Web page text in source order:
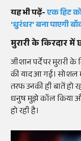
यह भी पढ़ें-एक हिट
'धुरंधर' बना पाएगी
मुरारी के किरदार
जीशानपर्दे परमुरारीके
की याद आ गई।सोशल
तरफ उनकी ही बातें हो
धनुष मुझे कॉल किया और
हो रही है।